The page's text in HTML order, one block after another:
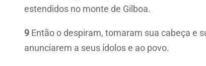
estendidos no monte de Gilboa.
9 Então o despiram, tomaram sua cabeça e
anunciarem a seus ídolos e ao povo.